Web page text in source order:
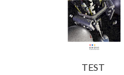
TEST